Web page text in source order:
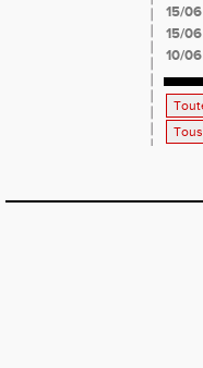
15/06
15/06
10/06